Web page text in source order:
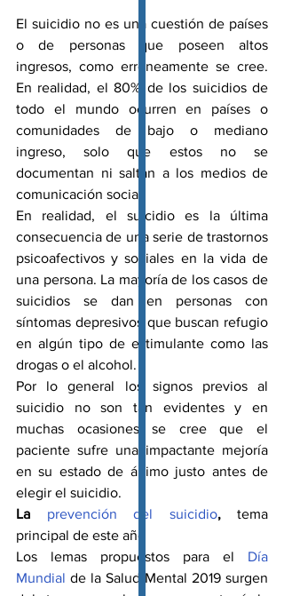
El suicidio no es una cuestión de países
o de personas que poseen altos
ingresos, como erróneamente se cree.
En realidad, el 80% de los suicidios de
todo el mundo ocurren en países o
comunidades de bajo o mediano
ingreso, solo que estos no se
documentan ni saltan a los medios de
comunicación social.
En realidad, el suicidio es la última
consecuencia de una serie de trastornos
psicoafectivos y sociales en la vida de
una persona. La mayoría de los casos de
suicidios se dan en personas con
síntomas depresivos que buscan refugio
en algún tipo de estimulante como las
drogas o el alcohol.
Por lo general los signos previos al
suicidio no son tan evidentes y en
muchas ocasiones se cree que el
paciente sufre una impactante mejoría
en su estado de ánimo justo antes de
elegir el suicidio.
La prevención del suicidio, tema
principal de este año
Los lemas propuestos para el Día
Mundial de la Salud Mental 2019 surgen